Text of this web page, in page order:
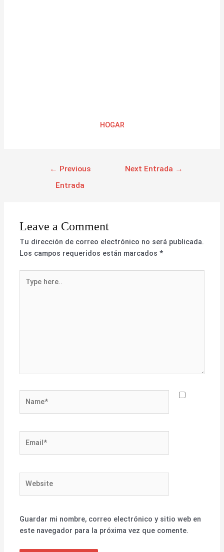
HOGAR
← Previous
Entrada
Next Entrada →
Leave a Comment
Tu dirección de correo electrónico no será publicada.
Los campos requeridos están marcados*
here..
Guardar mi nombre, correo electrónico y sitio web en
este navegador para la próxima vez que comente.